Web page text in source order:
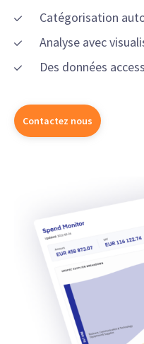
Catégorisation
Analyse avec
Des données
Contactez nous